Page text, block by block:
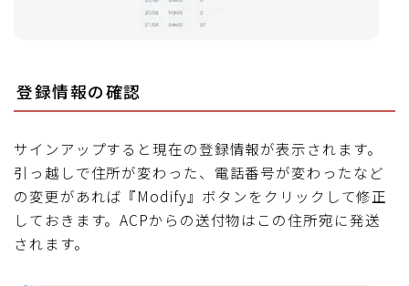
登録情報の確認
サインアップすると現在の登録情報が表示されます。
引っ越しで住所が変わった、電話番号が変わったなど
の変更があれば『Modify』ボタンをクリックして修正
しておきます。ACPからの送付物はこの住所宛に発送
されます。